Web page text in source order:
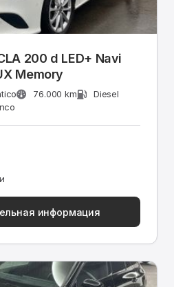
200 d LED+ Navi
Memory
76.000 km
Diesel
информация